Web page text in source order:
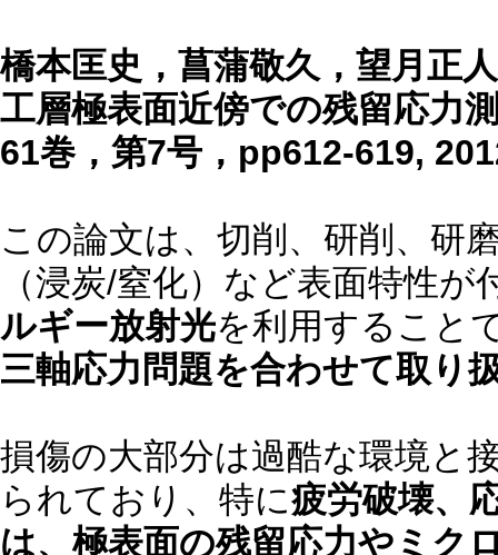
橋本匡史，菖蒲敬久，望月正
工層極表面近傍での残留応力
61巻，第7号，pp612-619,
この論文は、切削、研削、研
（浸炭/窒化）など表面特性
ルギー放射光を利用すること
三軸応力問題を合わせて取り
損傷の大部分は過酷な環境と
られており、特に疲労破壊、
は、極表面の残留応力やミク